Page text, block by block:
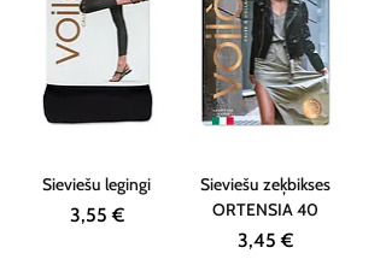
Sieviešu legingi
Cena
3,55 €
Sieviešu zeķbikses
ORTENSIA 40
Cena
3,45 €